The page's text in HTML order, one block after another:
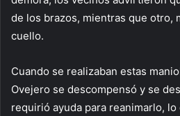
de los brazos, mientras que otro,
cuello.
Cuando se realizaban estas
Ovejero se descompensó y se
requirió ayuda para reanimarlo,